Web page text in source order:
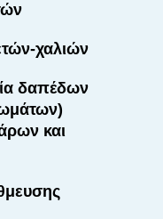
χαλιών
δαπέδων
και